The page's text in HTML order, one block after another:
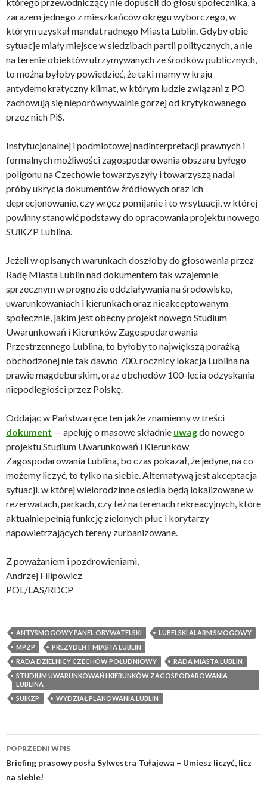
zarazem jednego z mieszkańców okręgu wyborczego, w
którym uzyskał mandat radnego Miasta Lublin. Gdyby obie
sytuacje miały miejsce w siedzibach partii politycznych, a nie
na terenie obiektów utrzymywanych ze środków publicznych,
to można byłoby powiedzieć, że taki mamy w kraju
antydemokratyczny klimat, w którym ludzie związani z PO
zachowują się nieporównywalnie gorzej od krytykowanego
przez nich PiS.
Instytucjonalnej i podmiotowej nadinterpretacji prawnych i
formalnych możliwości zagospodarowania obszaru byłego
poligonu na Czechowie towarzyszyły i towarzyszą nadal
próby ukrycia dokumentów źródłowych oraz ich
deprecjonowanie, czy wręcz pomijanie i to w sytuacji, w której
powinny stanowić podstawy do opracowania projektu nowego
SUiKZP Lublina.
Jeżeli w opisanych warunkach doszłoby do głosowania przez
Radę Miasta Lublin nad dokumentem tak wzajemnie
sprzecznym w prognozie oddziaływania na środowisko,
uwarunkowaniach i kierunkach oraz nieakceptowanym
społecznie, jakim jest obecny projekt nowego Studium
Uwarunkowań i Kierunków Zagospodarowania
Przestrzennego Lublina, to byłoby to największą porażką
obchodzonej nie tak dawno 700. rocznicy lokacja Lublina na
prawie magdeburskim, oraz obchodów 100-lecia odzyskania
niepodległości przez Polskę.
Oddając w Państwa ręce ten jakże znamienny w treści
dokument — apeluję o masowe składnie uwagdo nowego
projektu Studium Uwarunkowań i Kierunków
Zagospodarowania Lublina, bo czas pokazał, że jedyne, na co
możemy liczyć, to tylko na siebie. Alternatywą jest akceptacja
sytuacji, w której wielorodzinne osiedla będą lokalizowane w
rezerwatach, parkach, czy też na terenach rekreacyjnych, które
aktualnie pełnią funkcję zielonych płuc i korytarzy
napowietrzających tereny zurbanizowane.
Z poważaniem i pozdrowieniami,
Andrzej Filipowicz
POL/LAS/RDCP
ANTYSMOGOWY PANEL OBYWATELSKI
LUBELSKI ALARM SMOGOWY
MPZP
PREZYDENT MIASTA LUBLIN
RADA DZIELNICY CZECHÓW POŁUDNIOWY
RADA MIASTA LUBLIN
STUDIUM UWARUNKOWAŃ I KIERUNKÓW ZAGOSPODAROWANIA
LUBLINA
SUIKZP
WYDZIAŁ PLANOWANIA LUBLIN
Zobacz
wpisy
POPRZEDNI WPIS
Briefing prasowy posła Sylwestra Tułajewa – Umiesz liczyć, licz
na siebie!